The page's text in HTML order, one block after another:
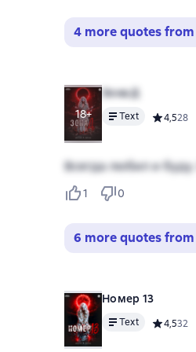
4 more quotes
18+
Зона Д
Text Средний
4,528
Всегда любил и
1 0
6 more quotes
Номер 13
Text Средний
4,532